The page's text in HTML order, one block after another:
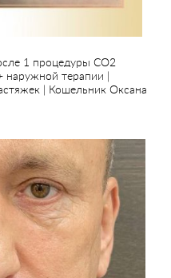
1 процедуры СО2
наружной терапии |
| Кошельник Оксана